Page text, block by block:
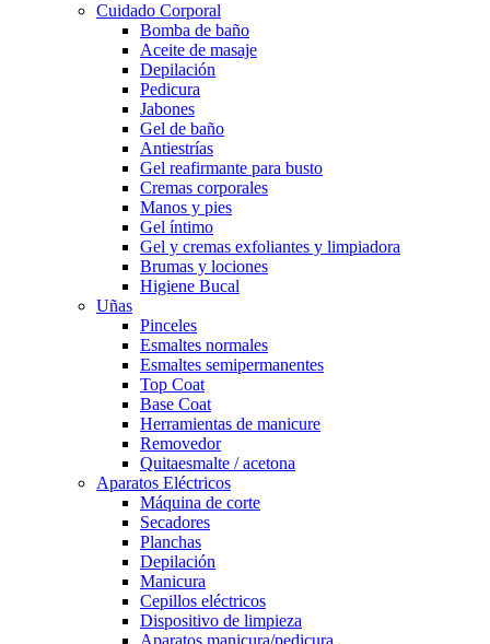
Cuidado Corporal
Bomba de baño
Aceite de masaje
Depilación
Pedicura
Jabones
Gel de baño
Antiestrías
Gel reafirmante para busto
Cremas corporales
Manos y pies
Gel íntimo
Gel y cremas exfoliantes y limpiadora
Brumas y lociones
Higiene Bucal
Uñas
Pinceles
Esmaltes normales
Esmaltes semipermanentes
Top Coat
Base Coat
Herramientas de manicure
Removedor
Quitaesmalte / acetona
Aparatos Eléctricos
Máquina de corte
Secadores
Planchas
Depilación
Manicura
Cepillos eléctricos
Dispositivo de limpieza